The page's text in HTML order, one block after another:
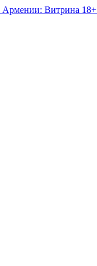
Армении: Витрина 18+